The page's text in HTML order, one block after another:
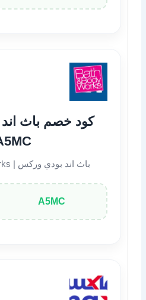
كود خصم باث
باث اند بودي وركس | Bathandbodyworks
A5MC